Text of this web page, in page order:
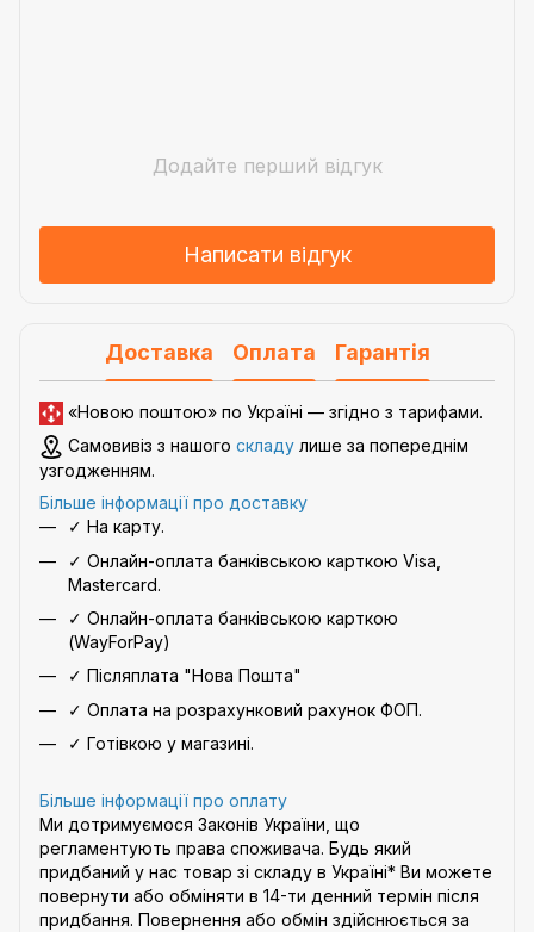
Додайте перший відгук
Написати відгук
Доставка Оплата Гарантія
«Новою поштою» по Україні — згідно з тарифами.
Самовивіз з нашого складу лише за попереднім
узгодженням.
Більше інформації про доставку
✓ На карту.
✓ Онлайн-оплата банківською карткою Visa,
Mastercard.
✓ Онлайн-оплата банківською карткою
(WayForPay)
✓ Післяплата "Нова Пошта"
✓ Оплата на розрахунковий рахунок ФОП.
✓ Готівкою у магазині.
Більше інформації про оплату
Ми дотримуємося Законів України, що
регламентують права споживача. Будь який
придбаний у нас товар зі складу в Україні* Ви можете
повернути або обміняти в 14-ти денний термін після
придбання. Повернення або обмін здійснюється за